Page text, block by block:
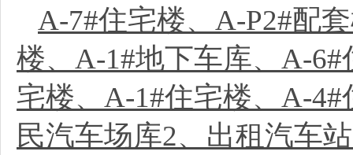
A-7#住宅楼、A-P2#配
楼、A-1#地下车库、A-
宅楼、A-1#住宅楼、A-
民汽车场库2、出租汽车